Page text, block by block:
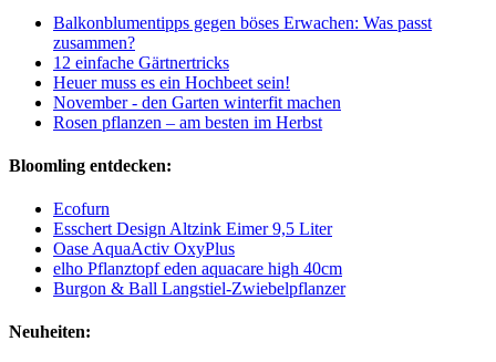
Balkonblumentipps gegen böses Erwachen: Was passt
zusammen?
12 einfache Gärtnertricks
Heuer muss es ein Hochbeet sein!
November - den Garten winterfit machen
Rosen pflanzen – am besten im Herbst
Bloomling entdecken:
Ecofurn
Esschert Design Altzink Eimer 9,5 Liter
Oase AquaActiv OxyPlus
elho Pflanztopf eden aquacare high 40cm
Burgon & Ball Langstiel-Zwiebelpflanzer
Neuheiten: